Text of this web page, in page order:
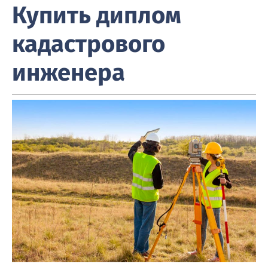
Купить диплом
кадастрового
инженера